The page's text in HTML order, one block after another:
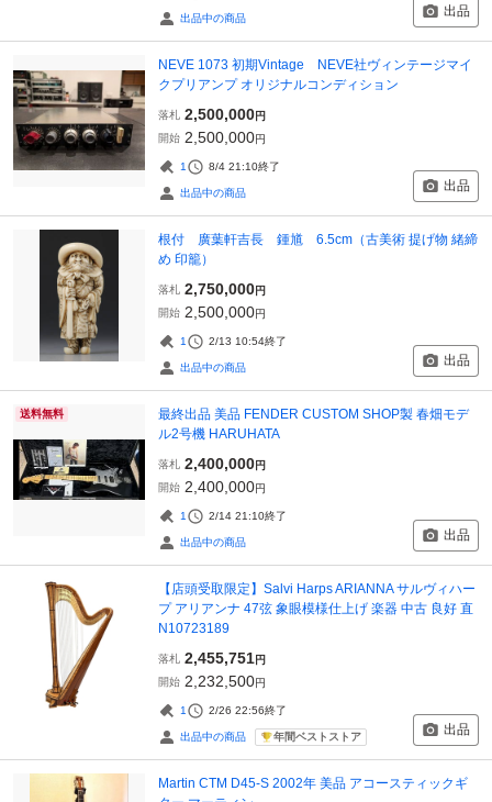
出品中の商品 出品
NEVE 1073 初期Vintage NEVE社ヴィンテージマイ
クプリアンプ オリジナルコンディション
落札 2,500,000円
開始 2,500,000円
1 8/4 21:10終了
出品中の商品 出品
根付 廣葉軒吉長 鍾馗 6.5cm（古美術 提げ物 緒締
め 印籠）
落札 2,750,000円
開始 2,500,000円
1 2/13 10:54終了
出品中の商品 出品
送料無料
最終出品 美品 FENDER CUSTOM SHOP製 春畑モデ
ル2号機 HARUHATA
落札 2,400,000円
開始 2,400,000円
1 2/14 21:10終了
出品中の商品 出品
【店頭受取限定】Salvi Harps ARIANNA サルヴィハー
プ アリアンナ 47弦 象眼模様仕上げ 楽器 中古 良好 直
N10723189
落札 2,455,751円
開始 2,232,500円
1 2/26 22:56終了
出品中の商品 年間ベストストア 出品
Martin CTM D45-S 2002年 美品 アコースティックギ